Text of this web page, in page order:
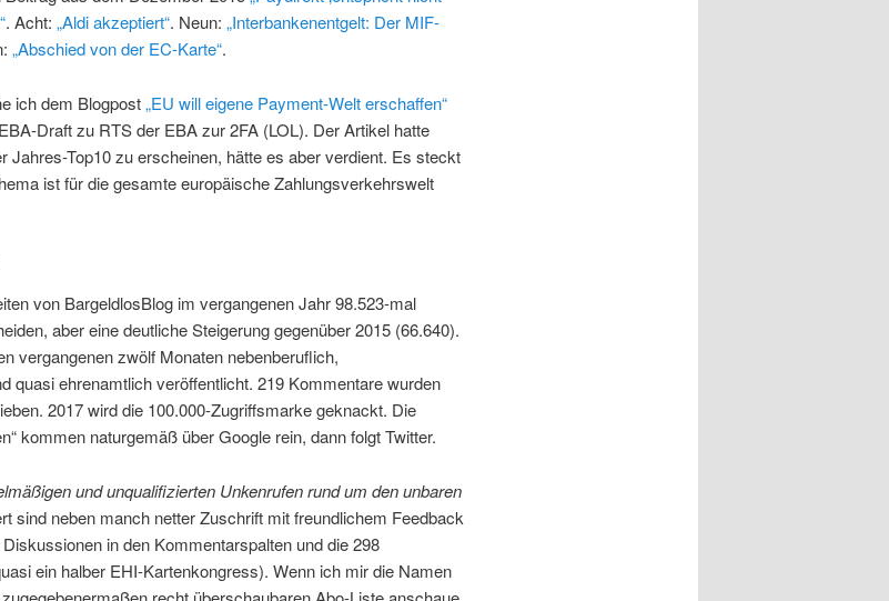
. Acht: „Aldi akzeptiert“. Neun: „Interbankenentgelt: Der MIF-
„Abschied von der EC-Karte“.
ich dem Blogpost„EU will eigene Payment-Welt erschaffen“
Draft zu RTS der EBA zur 2FA (LOL). Der Artikel hatte
Jahres-Top10 zu erscheinen, hätte es aber verdient. Es steckt
ist für die gesamte europäische Zahlungsverkehrswelt
von BargeldlosBlog im vergangenen Jahr 98.523-mal
aber eine deutliche Steigerung gegenüber 2015 (66.640).
vergangenen zwölf Monaten nebenberuflich,
quasi ehrenamtlich veröffentlicht. 219 Kommentare wurden
2017 wird die 100.000-Zugriffsmarke geknackt. Die
kommen naturgemäß über Google rein, dann folgt Twitter.
und unqualifizierten Unkenrufen rund um den unbaren
sind neben manch netter Zuschrift mit freundlichem Feedback
in den Kommentarspalten und die 298
ein halber EHI-Kartenkongress). Wenn ich mir die Namen